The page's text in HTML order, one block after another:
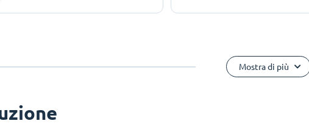
Mostra di più